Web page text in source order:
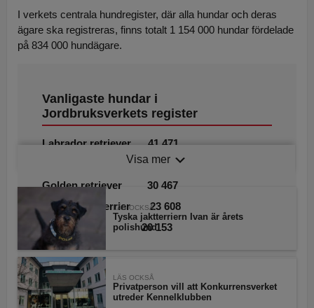
I verkets centrala hundregister, där alla hundar och deras
ägare ska registreras, finns totalt 1 154 000 hundar fördelade
på 834 000 hundägare.
Vanligaste hundar i
Jordbruksverkets register
Labrador retriever 41 471
Schäfer 33 766
Golden retriever 30 467
Jack russel terrier 23 608
Jämthund 20 153
Visa mer
LÄS OCKSÅ
Tyska jaktterriern Ivan är årets
polishund
LÄS OCKSÅ
Privatperson vill att Konkurrensverket
utreder Kennelklubben